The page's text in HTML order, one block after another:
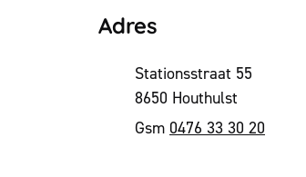
Adres
AdresStationsstraat 55
,8650 Houthulst
0476 33 30 20